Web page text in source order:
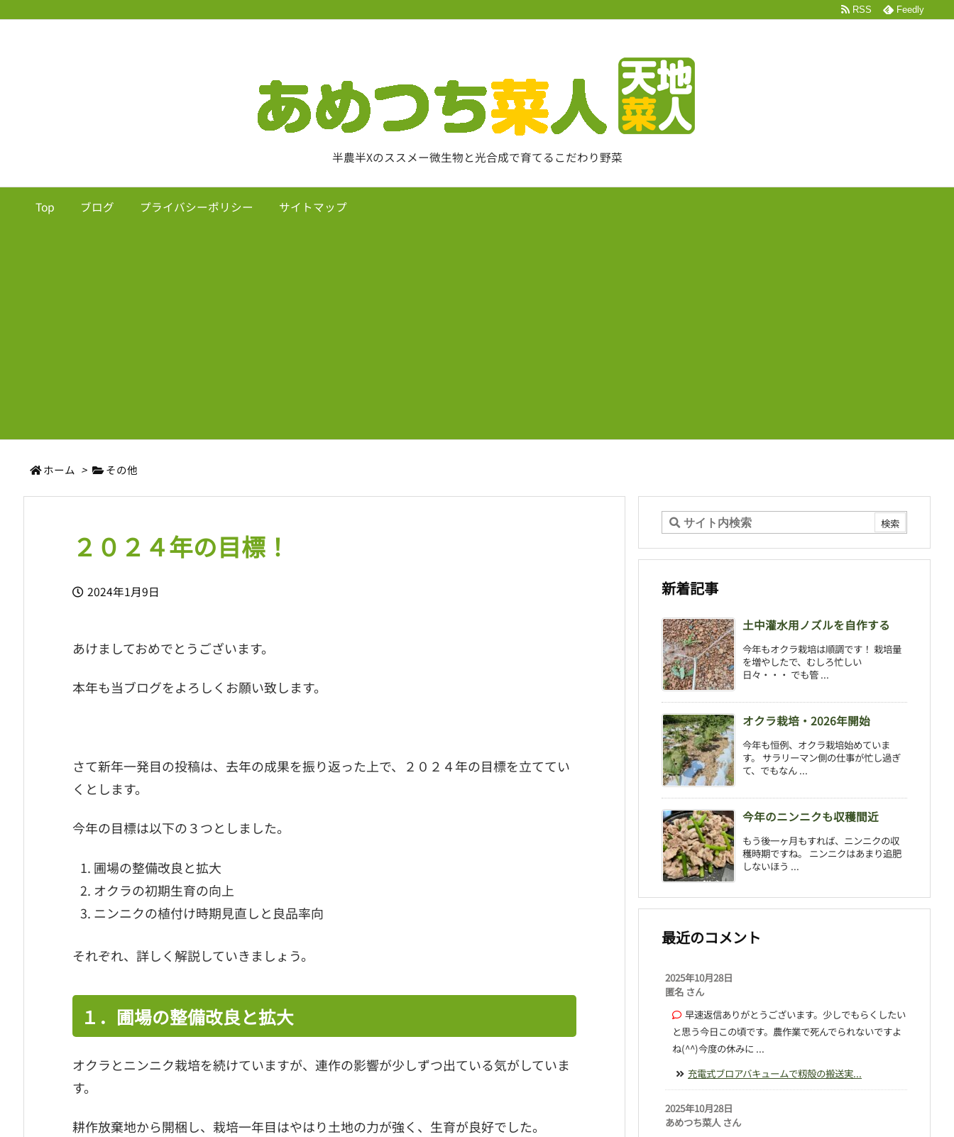
半農半Xのススメー微生物と光合成で育てるこだわり野菜
Top ブログ プライバシーポリシー サイトマップ
RSS Feedly
ホーム > その他
２０２４年の目標！
2024年1月9日
あけましておめでとうございます。
本年も当ブログをよろしくお願い致します。
さて新年一発目の投稿は、去年の成果を振り返った上で、２０２４年の目標を立ててい
くとします。
今年の目標は以下の３つとしました。
圃場の整備改良と拡大
オクラの初期生育の向上
ニンニクの植付け時期見直しと良品率向
それぞれ、詳しく解説していきましょう。
１．圃場の整備改良と拡大
オクラとニンニク栽培を続けていますが、連作の影響が少しずつ出ている気がしていま
す。
耕作放棄地から開梱し、栽培一年目はやはり土地の力が強く、生育が良好でした。
新着記事
土中灌水用ノズルを自作する
今年もオクラ栽培は順調です！ 栽培量
を増やしたで、むしろ忙しい
日々・・・ でも管 ...
オクラ栽培・2026年開始
今年も恒例、オクラ栽培始めていま
す。 サラリーマン側の仕事が忙し過ぎ
て、でもなん ...
今年のニンニクも収穫間近
もう後一ヶ月もすれば、ニンニクの収
穫時期ですね。 ニンニクはあまり追肥
しないほう ...
最近のコメント
2025年10月28日
匿名 さん
早速返信ありがとうございます。少しでもらくしたい
と思う今日この頃です。農作業で死んでられないですよ
ね(^^)今度の休みに ...
充電式ブロアバキュームで籾殻の搬送実...
2025年10月28日
あめつち菜人 さん